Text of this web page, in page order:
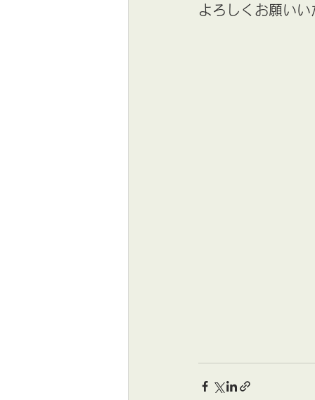
よろしくお願い